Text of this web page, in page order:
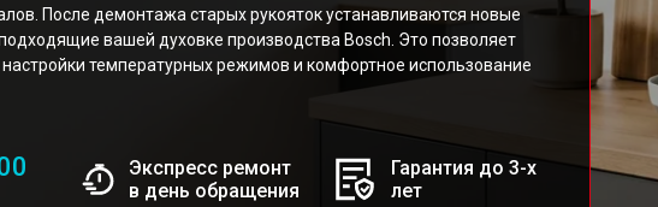
После демонтажа старых рукояток устанавливаются новые
вашей духовке производства Bosch. Это позволяет
настройки температурных режимов и комфортное использование
Экспресс ремонт
в день обращения
Гарантия до 3-х
лет